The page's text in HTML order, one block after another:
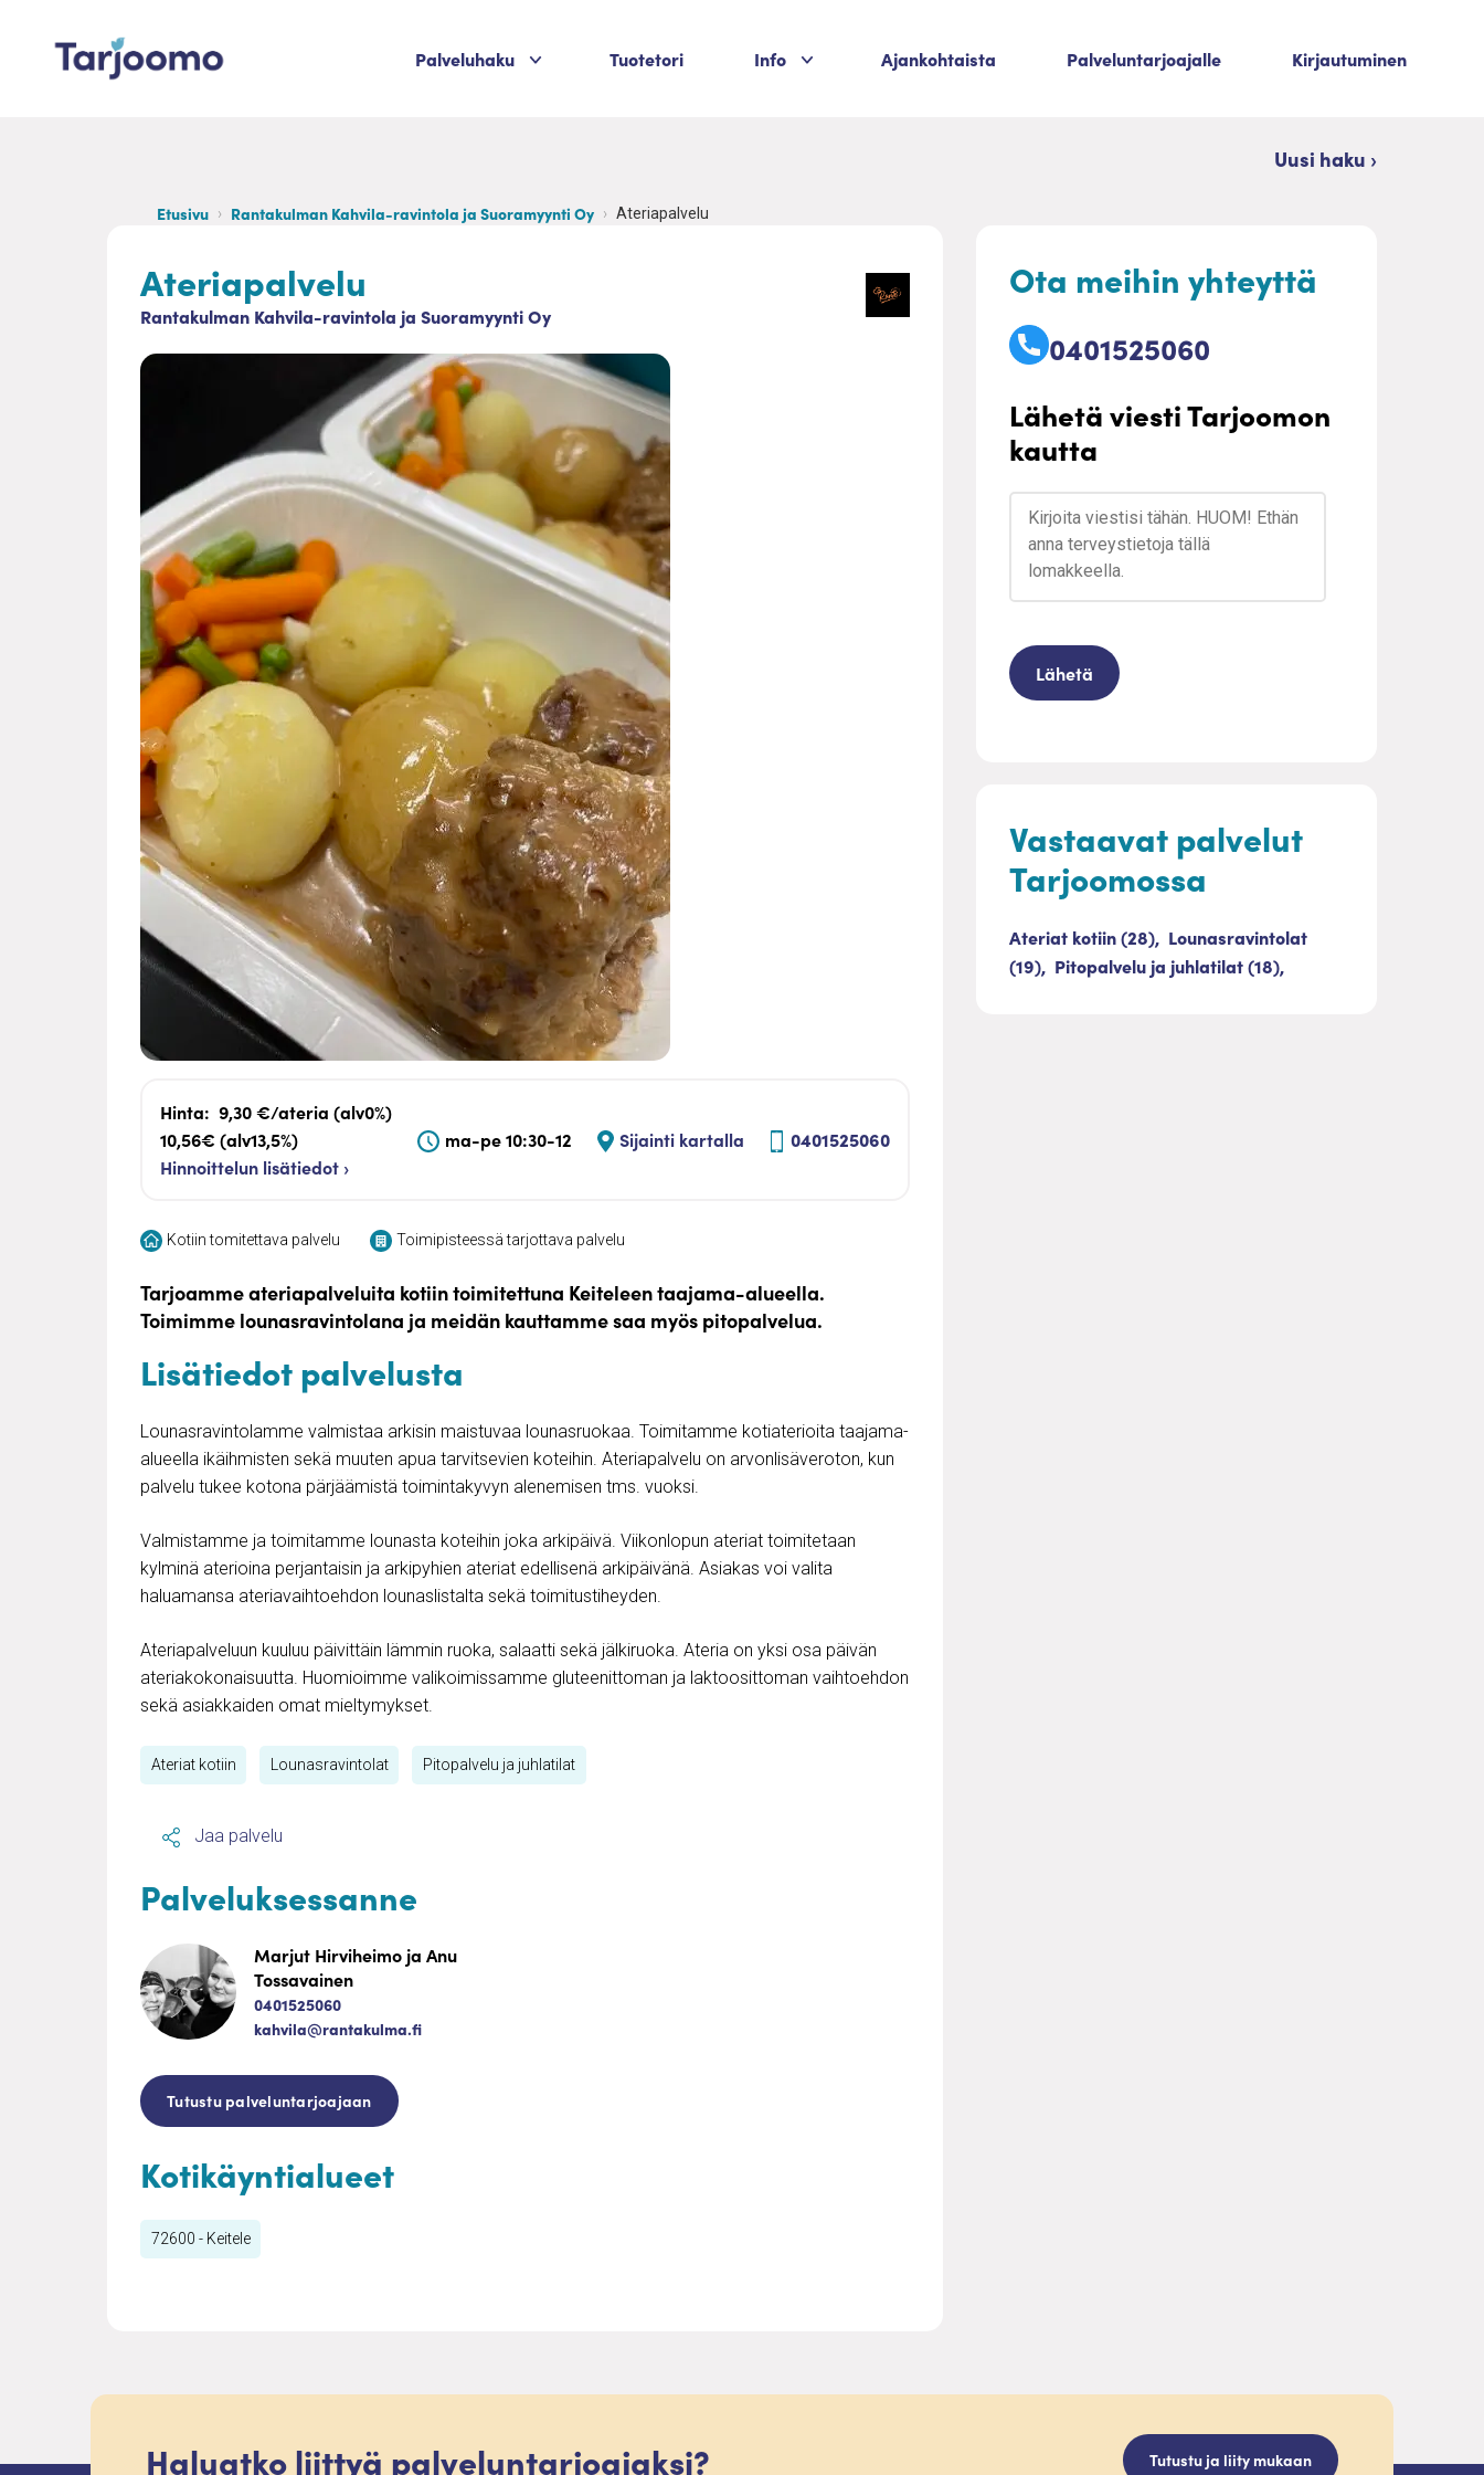
Palveluhaku Palvelukategoriat
Tuotetori Info Palvelukategoriat
Ajankohtaista Palveluntarjoajalle Kirjautuminen
Uusi haku ›
Etusivu Rantakulman Kahvila-ravintola ja Suoramyynti Oy Ateriapalvelu
Ateriapalvelu
Rantakulman Kahvila-ravintola ja Suoramyynti Oy
Hinta: 9,30 €/ateria (alv0%)
10,56€ (alv13,5%)
Hinnoittelun lisätiedot ›
ma-pe 10:30-12 Sijainti kartalla 0401525060
Kotiin tomitettava palvelu Toimipisteessä tarjottava palvelu
Tarjoamme ateriapalveluita kotiin toimitettuna Keiteleen taajama-alueella.
Toimimme lounasravintolana ja meidän kauttamme saa myös pitopalvelua.
Lisätiedot palvelusta
Lounasravintolamme valmistaa arkisin maistuvaa lounasruokaa. Toimitamme kotiaterioita taajama-
alueella ikäihmisten sekä muuten apua tarvitsevien koteihin. Ateriapalvelu on arvonlisäveroton, kun
palvelu tukee kotona pärjäämistä toimintakyvyn alenemisen tms. vuoksi.
Valmistamme ja toimitamme lounasta koteihin joka arkipäivä. Viikonlopun ateriat toimitetaan
kylminä aterioina perjantaisin ja arkipyhien ateriat edellisenä arkipäivänä. Asiakas voi valita
haluamansa ateriavaihtoehdon lounaslistalta sekä toimitustiheyden.
Ateriapalveluun kuuluu päivittäin lämmin ruoka, salaatti sekä jälkiruoka. Ateria on yksi osa päivän
ateriakokonaisuutta. Huomioimme valikoimissamme gluteenittoman ja laktoosittoman vaihtoehdon
sekä asiakkaiden omat mieltymykset.
Ateriat kotiin Lounasravintolat Pitopalvelu ja juhlatilat
Jaa palvelu
Palveluksessanne
Marjut Hirviheimo ja Anu
Tossavainen
0401525060
kahvila@rantakulma.fi
Tutustu palveluntarjoajaan
Kotikäyntialueet
72600 - Keitele
Vastaavat palvelut
Tarjoomossa
Ateriat kotiin (28), Lounasravintolat
(19), Pitopalvelu ja juhlatilat (18),
Ota meihin yhteyttä
0401525060
Lähetä viesti Tarjoomon
kautta
Haluatko liittyä palveluntarjoajaksi? Tutustu ja liity mukaan